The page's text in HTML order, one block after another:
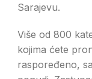
Sarajevu.
Više od 800
kojima ćete
raspoređeno,